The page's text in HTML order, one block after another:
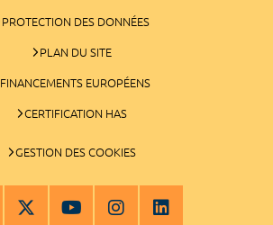
PROTECTION DES DONNÉES
PLAN DU SITE
FINANCEMENTS EUROPÉENS
CERTIFICATION HAS
GESTION DES COOKIES